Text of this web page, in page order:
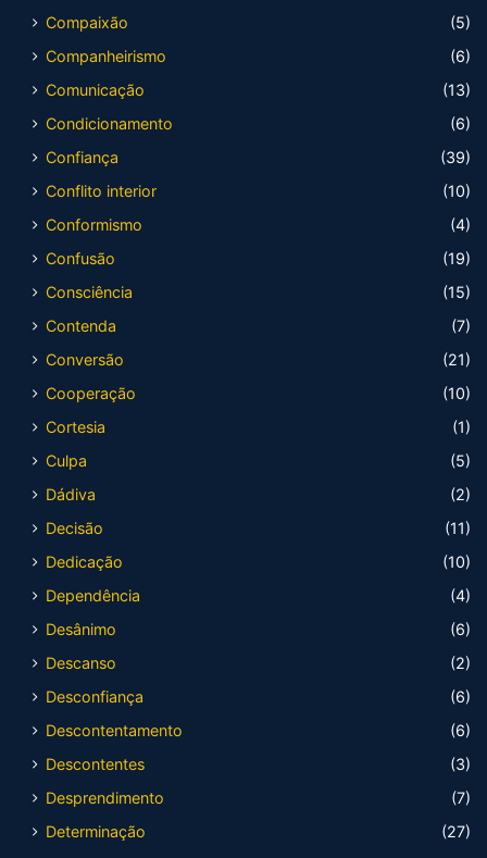
Compaixão
(5)
Companheirismo
(6)
Comunicação
(13)
Condicionamento
(6)
Confiança
(39)
Conflito interior
(10)
Conformismo
(4)
Confusão
(19)
Consciência
(15)
Contenda
(7)
Conversão
(21)
Cooperação
(10)
Cortesia
(1)
Culpa
(5)
Dádiva
(2)
Decisão
(11)
Dedicação
(10)
Dependência
(4)
Desânimo
(6)
Descanso
(2)
Desconfiança
(6)
Descontentamento
(6)
Descontentes
(3)
Desprendimento
(7)
Determinação
(27)